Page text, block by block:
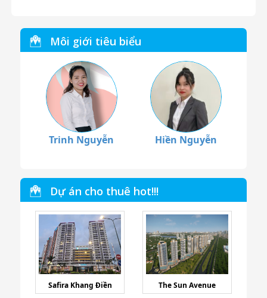
Môi giới tiêu biểu
Trinh Nguyễn Hiền Nguyễn
Dự án cho thuê hot!!!
Safira Khang Điền The Sun Avenue